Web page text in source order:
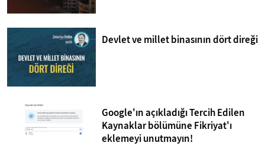
Devlet ve millet binasının dört direği
Google'ın açıkladığı Tercih Edilen
Kaynaklar bölümüne Fikriyat'ı
eklemeyi unutmayın!